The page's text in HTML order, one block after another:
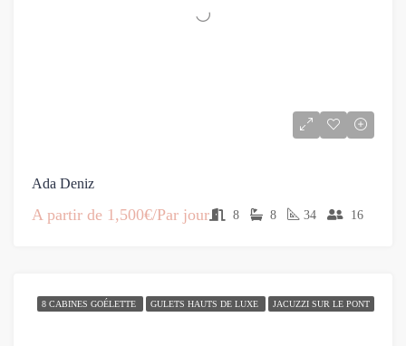
Ada Deniz
A partir de 1,500€/Par jour 8 8 34 16
8 CABINES GOÉLETTE GULETS HAUTS DE LUXE JACUZZI SUR LE PONT